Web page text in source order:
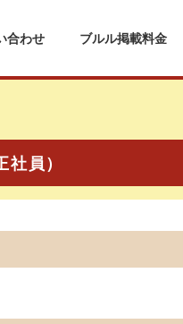
合わせ ブルル掲載料金
員）